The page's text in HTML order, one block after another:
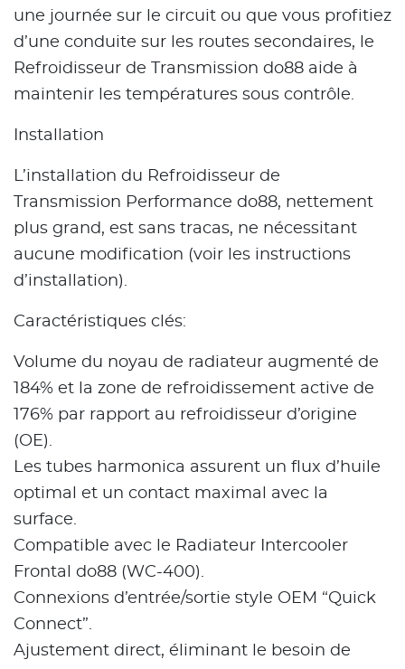
une journée sur le circuit ou que vous profitiez
d’une conduite sur les routes secondaires, le
Refroidisseur de Transmission do88 aide à
maintenir les températures sous contrôle.
Installation
L’installation du Refroidisseur de
Transmission Performance do88, nettement
plus grand, est sans tracas, ne nécessitant
aucune modification (voir les instructions
d’installation).
Caractéristiques clés:
Volume du noyau de radiateur augmenté de
184% et la zone de refroidissement active de
176% par rapport au refroidisseur d’origine
(OE).
Les tubes harmonica assurent un flux d’huile
optimal et un contact maximal avec la
surface.
Compatible avec le Radiateur Intercooler
Frontal do88 (WC-400).
Connexions d’entrée/sortie style OEM “Quick
Connect”.
Ajustement direct, éliminant le besoin de